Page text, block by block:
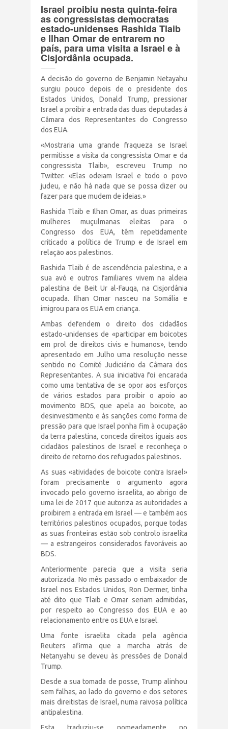
Resolução ONU
Terrorismo Israelense
AÇÕES
Clube Brasil Palestina
Doe
Eventos
Junte-se a nós
PUBLICAÇÕES
CONTATO
Israel proibiu nesta quinta-feira
as congressistas democratas
estado-unidenses Rashida Tlaib
e Ilhan Omar de entrarem no
país, para uma visita a Israel e à
Cisjordânia ocupada.
A decisão do governo de Benjamin Netayahu
surgiu pouco depois de o presidente dos
Estados Unidos, Donald Trump, pressionar
Israel a proibir a entrada das duas deputadas à
Câmara dos Representantes do Congresso
dos EUA.
«Mostraria uma grande fraqueza se Israel
permitisse a visita da congressista Omar e da
congressista Tlaib», escreveu Trump no
Twitter. «Elas odeiam Israel e todo o povo
judeu, e não há nada que se possa dizer ou
fazer para que mudem de ideias.»
Rashida Tlaib e Ilhan Omar, as duas primeiras
mulheres muçulmanas eleitas para o
Congresso dos EUA, têm repetidamente
criticado a política de Trump e de Israel em
relação aos palestinos.
Rashida Tlaib é de ascendência palestina, e a
sua avó e outros familiares vivem na aldeia
palestina de Beit Ur al-Fauqa, na Cisjordânia
ocupada. Ilhan Omar nasceu na Somália e
imigrou para os EUA em criança.
Ambas defendem o direito dos cidadãos
estado-unidenses de «participar em boicotes
em prol de direitos civis e humanos», tendo
apresentado em Julho uma resolução nesse
sentido no Comité Judiciário da Câmara dos
Representantes. A sua iniciativa foi encarada
como uma tentativa de se opor aos esforços
de vários estados para proibir o apoio ao
movimento BDS, que apela ao boicote, ao
desinvestimento e às sanções como forma de
pressão para que Israel ponha fim à ocupação
da terra palestina, conceda direitos iguais aos
cidadãos palestinos de Israel e reconheça o
direito de retorno dos refugiados palestinos.
As suas «atividades de boicote contra Israel»
foram precisamente o argumento agora
invocado pelo governo israelita, ao abrigo de
uma lei de 2017 que autoriza as autoridades a
proibirem a entrada em Israel — e também aos
territórios palestinos ocupados, porque todas
as suas fronteiras estão sob controlo israelita
— a estrangeiros considerados favoráveis ao
BDS.
Anteriormente parecia que a visita seria
autorizada. No mês passado o embaixador de
Israel nos Estados Unidos, Ron Dermer, tinha
até dito que Tlaib e Omar seriam admitidas,
por respeito ao Congresso dos EUA e ao
relacionamento entre os EUA e Israel.
Uma fonte israelita citada pela agência
Reuters afirma que a marcha atrás de
Netanyahu se deveu às pressões de Donald
Trump.
Desde a sua tomada de posse, Trump alinhou
sem falhas, ao lado do governo e dos setores
mais direitistas de Israel, numa raivosa política
antipalestina.